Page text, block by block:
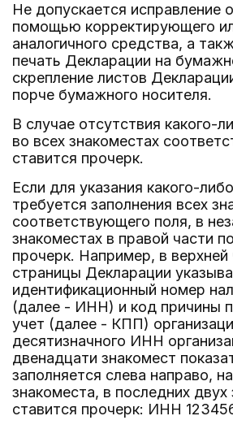
Не допускается исправление
помощью корректирующего
аналогичного средства, а
печать Декларации на
скрепление листов
порче бумажного носителя.
В случае отсутствия какого-
во всех знакоместах
ставится прочерк.
Если для указания какого-
требуется заполнения всех
соответствующего поля, в
знакоместах в правой части
прочерк. Например, в
страницы Декларации
идентификационный номер
(далее - ИНН) и код причины
учет (далее - КПП)
десятизначного ИНН
двенадцати знакомест
заполняется слева направо,
знакоместа, в последних двух
ставится прочерк: ИНН